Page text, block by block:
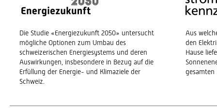
Die Studie «Energiezukunft 2050» untersucht
mögliche Optionen zum Umbau des
schweizerischen Energiesystems und deren
Auswirkungen, insbesondere in Bezug auf die
Erfüllung der Energie- und Klimaziele der
Schweiz.
Aus
den
Hause
gesamten